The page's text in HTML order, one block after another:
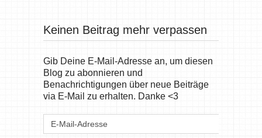
Keinen Beitrag mehr verpassen
Gib Deine E-Mail-Adresse an, um diesen
Blog zu abonnieren und
Benachrichtigungen über neue Beiträge
via E-Mail zu erhalten. Danke <3
E-